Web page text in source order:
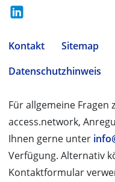
Kontakt Sitemap
Datenschutzhinweis
Für allgemeine Fragen
access.network,
Ihnen gerne unter
Verfügung. Alternativ
Kontaktformular